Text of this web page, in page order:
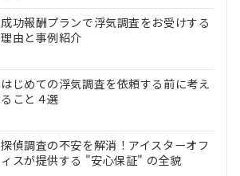
成功報酬プランで浮気調査をお受けする
理由と事例紹介
はじめての浮気調査を依頼する前に考え
ること４選
探偵調査の不安を解消！アイスターオフ
ィスが提供する "安心保証" の全貌